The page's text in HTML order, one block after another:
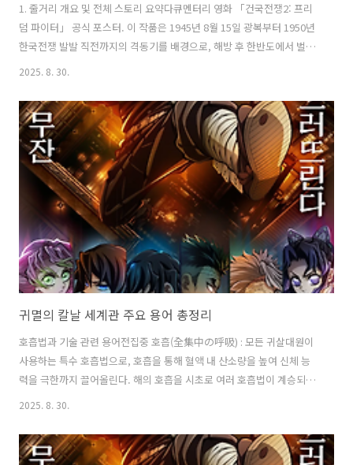
1. 줄거리 개요 및 전체 스토리 요약다큐멘터리 영화 「건국전쟁2: 프리
덤 파이터」 공식 포스터. 이 작품은 1945년 8월 15일 광복부터 1950년
한국전쟁 발발 직전까지의 격동기를 배경으로, 해방 후 한반도에서 벌어
진 좌익 세력의 활동과 공산주의 역사에 숨겨진 진실을 추적한다 ￼. 특히
경 대령의 일대기를 집중 조명하는데, 박 대령은 남로당 무장세력과 싸우
다 부임 43일 만에 좌익에게 암살되었음에도 오히려 사건의 학살 주범으
로 몰렸던 인물이다 ￼. 영화를 통해 박 대령을 악마화한 당시의 정치공작
과 왜곡된 역사를 비판적으로 재평가하며, 대한민국 건국 세대의 노력과
좌익 세력의 실체를 입체적으로 그려낸다.또한 영화는 미국 국립문서..
2025. 8. 30.
귀멸의 칼날 세계관 주요 용어 총정리
호흡법과 기술 관련 용어전집중 호흡(全集中の呼吸) : 모든 귀살대원이
사용하는 특수 호흡법으로, 호흡을 통해 혈액 내 산소량을 높여 신체 능
력을 극한까지 끌어올린다. 해의 호흡을 시초로 여러 호흡법이 계승되었
으며 ￼, 이 호흡을 지속적으로 유지하는 전집중: 상시 수련법도 있다. 카마
산 전투 후 전집중: 상시를 터득한다.해의 호흡(日の呼吸, 히노코큐) : 최
초의 호흡법이자 모든 호흡의 시초. 태양의 움직임을 모방한 기술로 츠기
2025. 8. 30.